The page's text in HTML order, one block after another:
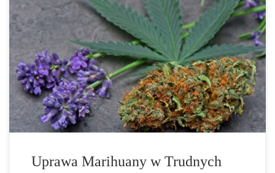
Uprawa marihuany w trudnych warunkach klimatycznych. Chociaż
marihuana dobrze radzi sobie na wielu szerokościach
geograficznych, rygorystyczna selekcja genetyki, którą
zamierzamy uprawiać, jest czasami konieczna w niektórych
miejscach, aby z powodzeniem zbierać nasze rośliny, zwłaszcza na
zewnątrz. W tym artykule skupimy się na dwóch klasycznych,
niekorzystnych warunkach klimatycznych: zimnych i wilgotnych
[…]
Uprawa Marihuany w Trudnych